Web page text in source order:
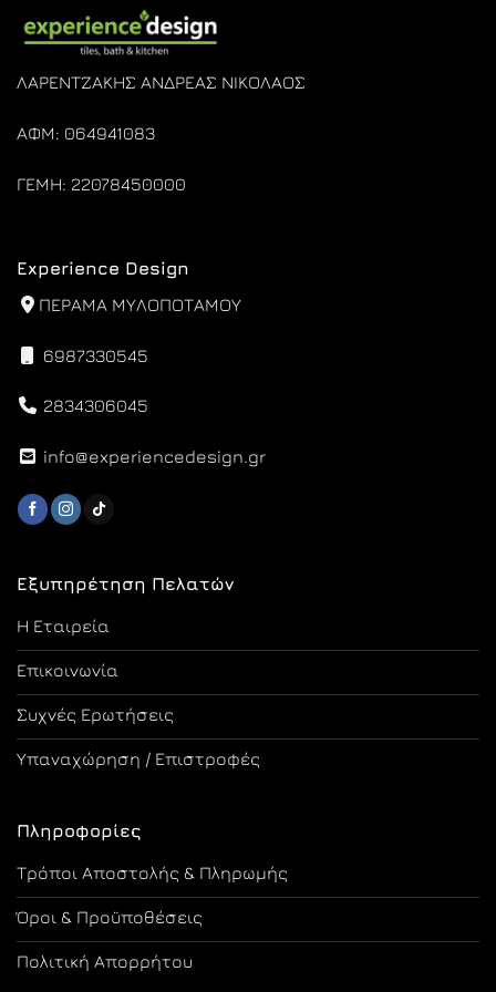
ΛΑΡΕΝΤΖΑΚΗΣ ΑΝΔΡΕΑΣ ΝΙΚΟΛΑΟΣ
ΑΦΜ: 064941083
ΓΕΜΗ: 22078450000
Εξυπηρέτηση Πελατών
Η Εταιρεία
Επικοινωνία
Συχνές Ερωτήσεις
Υπαναχώρηση / Επιστροφές
Πληροφορίες
Τρόποι Αποστολής & Πληρωμής
Όροι & Προϋποθέσεις
Πολιτική Απορρήτου
Experience Design
ΠΕΡΑΜΑ ΜΥΛΟΠΟΤΑΜΟΥ
6987330545
2834306045
info@experiencedesign.gr